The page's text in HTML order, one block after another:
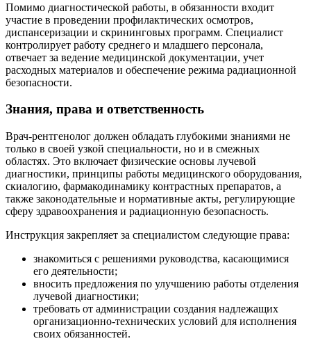
Помимо диагностической работы, в обязанности входит
участие в проведении профилактических осмотров,
диспансеризации и скрининговых программ. Специалист
контролирует работу среднего и младшего персонала,
отвечает за ведение медицинской документации, учет
расходных материалов и обеспечение режима радиационной
безопасности.
Знания, права и ответственность
Врач-рентгенолог должен обладать глубокими знаниями не
только в своей узкой специальности, но и в смежных
областях. Это включает физические основы лучевой
диагностики, принципы работы медицинского оборудования,
скиалогию, фармакодинамику контрастных препаратов, а
также законодательные и нормативные акты, регулирующие
сферу здравоохранения и радиационную безопасность.
Инструкция закрепляет за специалистом следующие права:
знакомиться с решениями руководства, касающимися
его деятельности;
вносить предложения по улучшению работы отделения
лучевой диагностики;
требовать от администрации создания надлежащих
организационно-технических условий для исполнения
своих обязанностей.